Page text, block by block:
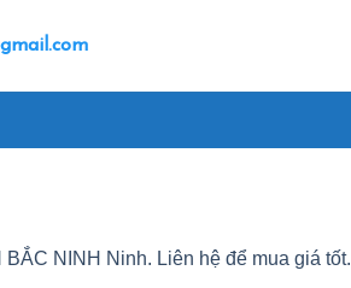
NINH Ninh. Liên hệ để mua giá tốt.